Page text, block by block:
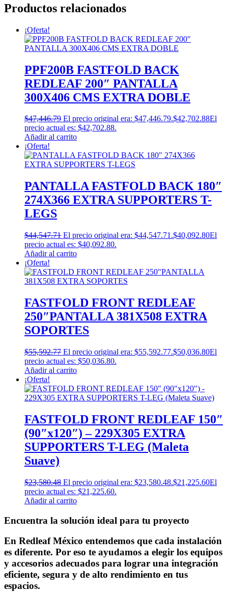
Productos relacionados
¡Oferta!
PPF200B FASTFOLD BACK
REDLEAF 200″ PANTALLA
300X406 CMS EXTRA DOBLE
$47,446.79 El precio original era: $47,446.79.$42,702.88El
precio actual es: $42,702.88.
Añadir al carrito
¡Oferta!
PANTALLA FASTFOLD BACK 180″
274X366 EXTRA SUPPORTERS T-
LEGS
$44,547.71 El precio original era: $44,547.71.$40,092.80El
precio actual es: $40,092.80.
Añadir al carrito
¡Oferta!
FASTFOLD FRONT REDLEAF
250″PANTALLA 381X508 EXTRA
SOPORTES
$55,592.77 El precio original era: $55,592.77.$50,036.80El
precio actual es: $50,036.80.
Añadir al carrito
¡Oferta!
FASTFOLD FRONT REDLEAF 150″
(90″x120″) – 229X305 EXTRA
SUPPORTERS T-LEG (Maleta
Suave)
$23,580.48 El precio original era: $23,580.48.$21,225.60El
precio actual es: $21,225.60.
Añadir al carrito
Encuentra la solución ideal para tu proyecto
En Redleaf México entendemos que cada instalación
es diferente. Por eso te ayudamos a elegir los equipos
y accesorios adecuados para lograr una integración
eficiente, segura y de alto rendimiento en tus
espacios.